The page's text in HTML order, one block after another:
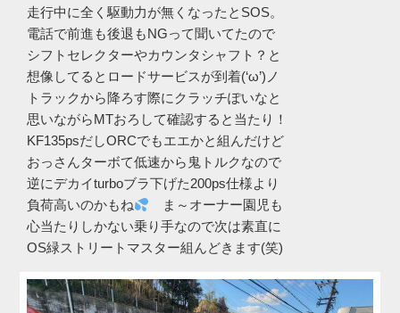
走行中に全く駆動力が無くなったとSOS。
電話で前進も後退もNGって聞いてたので
シフトセレクターやカウンタシャフト？と
想像してるとロードサービスが到着(‘ω’)ノ
トラックから降ろす際にクラッチぽいなと
思いながらMTおろして確認すると当たり！
KF135psだしORCでもエエかと組んだけど
おっさんターボて低速から鬼トルクなので
逆にデカイturboブラ下げた200ps仕様より
負荷高いのかもね
ま～オーナー園児も
心当たりしかない乗り手なので次は素直に
OS緑ストリートマスター組んどきます(笑)